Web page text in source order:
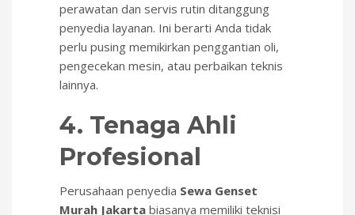
perawatan dan servis rutin ditanggung
penyedia layanan. Ini berarti Anda tidak
perlu pusing memikirkan penggantian oli,
pengecekan mesin, atau perbaikan teknis
lainnya.
4. Tenaga Ahli
Profesional
Perusahaan penyedia Sewa Genset
Murah Jakarta biasanya memiliki teknisi